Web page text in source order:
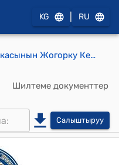
KG RU
Кыргыз Республикасынын Жогорку Кеңешинин 2021-жылдын 31-мартындагы № 4491-VI "Салыктык эмес кирешелер жөнүндө Кыргыз Республикасынын кодексине өзгөртүү киргизүү тууралуу" Кыргыз Республикасынын Мыйзамын кабыл алуу жөнүндө" токтому
Шилтеме документтер
Салыштыруу